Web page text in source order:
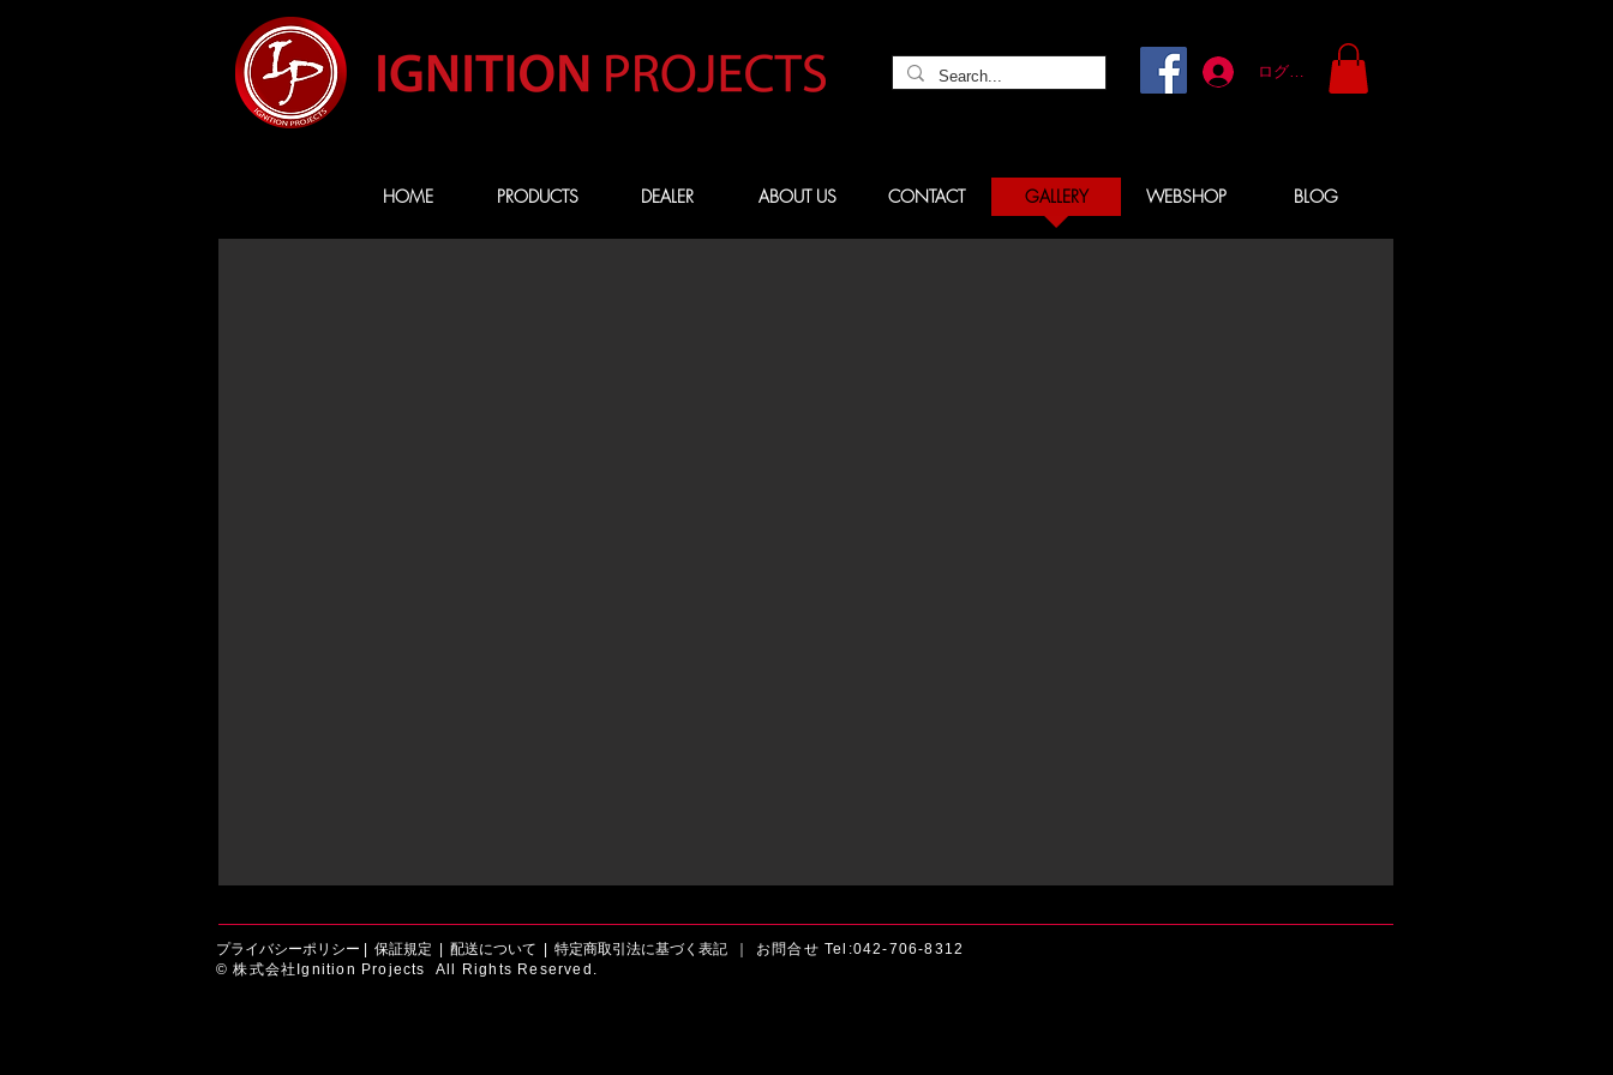
ログイン
HOME PRODUCTS DEALER ABOUT US CONTACT GALLERY WEBSHOP BLOG
プライバシーポリシー 保証規定 配送について 特定商取引法に基づく表記 ｜ お問合せ Tel:042-706-8312
© 株式会社Ignition Projects All Rights Reserved.